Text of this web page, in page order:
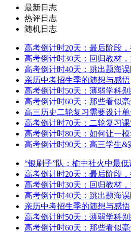
最新日志
热评日志
随机日志
高考倒计时20天：最后阶段
高考倒计时30天：回归教材
高考倒计时40天：跳出题海
亲历中考招生季的随想与感悟
高考倒计时50天：薄弱学科
高考倒计时60天：那些看似
高三历史二轮复习需要设计
高考倒计时70天：二轮复习
高考倒计时80天：如何让一
高考倒计时90天：高三学生&
“银刷子”队：榆中社火中最
高考倒计时20天：最后阶段
高考倒计时30天：回归教材
高考倒计时40天：跳出题海
亲历中考招生季的随想与感悟
高考倒计时50天：薄弱学科
高考倒计时60天：那些看似